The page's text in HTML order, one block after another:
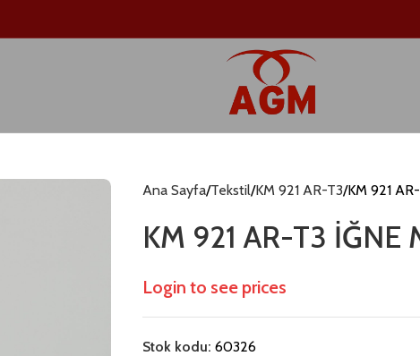
Ana Sayfa Tekstil KM 921 AR-T3 KM 921
KM 921 AR-T3 İĞNE
Login to see prices
Stok kodu: 60326